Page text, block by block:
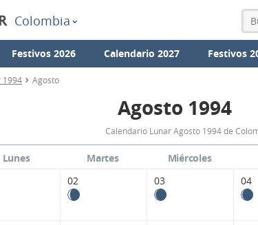
Colombia
Festivos 2026 Calendario 2027 Festivos
1994 Agosto
Lunar
Agosto
Agosto 1994
Calendario Lunar Agosto 1994 de
Lunes Martes Miércoles
02 03 04